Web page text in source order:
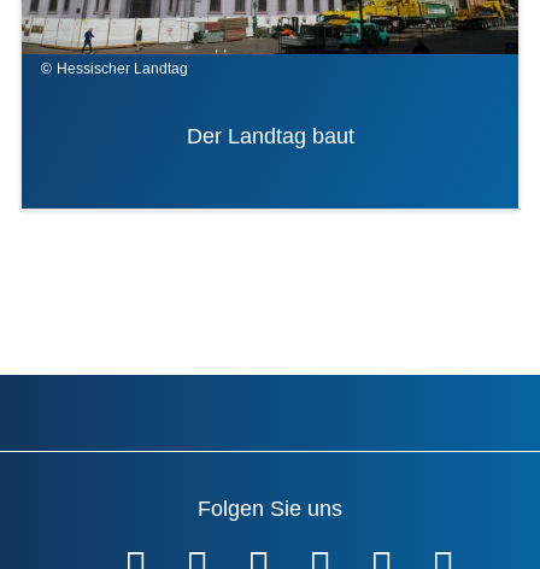
Hessischer Landtag
Der Landtag baut
Folgen Sie uns